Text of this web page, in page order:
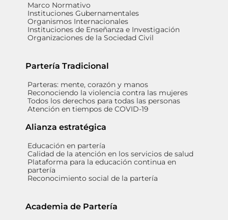
Marco Normativo
Instituciones Gubernamentales
Organismos Internacionales
Instituciones de Enseñanza e Investigación
Organizaciones de la Sociedad Civil
Partería Tradicional
Parteras: mente, corazón y manos
Reconociendo la violencia contra las mujeres
Todos los derechos para todas las personas
Atención en tiempos de COVID-19
Alianza estratégica
Educación en partería
Calidad de la atención en los servicios de salud
Plataforma para la educación continua en
partería
Reconocimiento social de la partería
Academia de Partería